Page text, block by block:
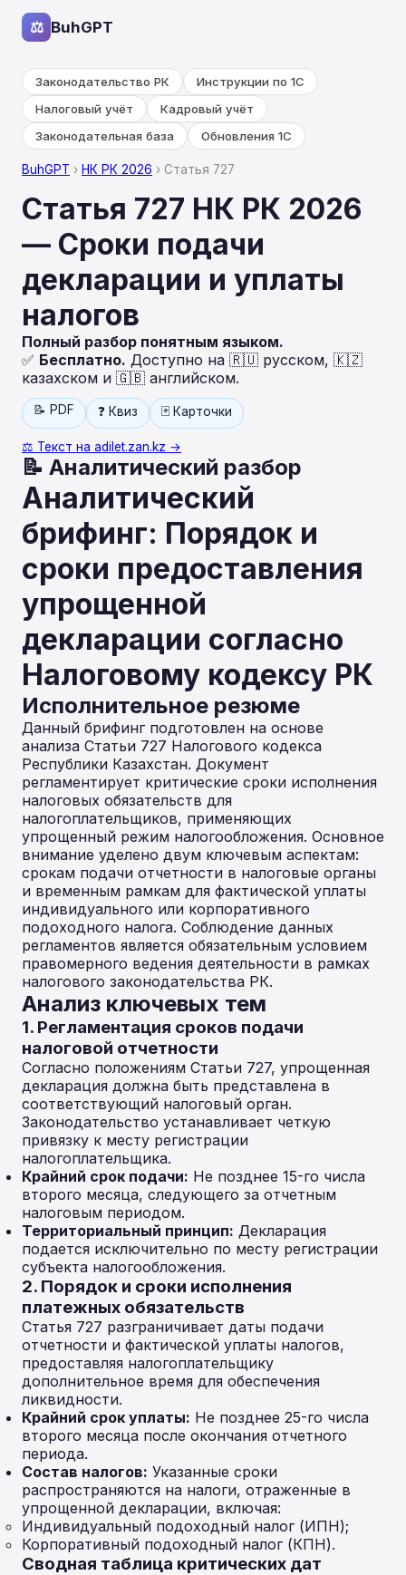
⚖ BuhGPT
Законодательство РК
Инструкции по 1С
Налоговый учёт
Кадровый учёт
Законодательная база
Обновления 1С
BuhGPT › НК РК 2026 › Статья 727
Статья 727 НК РК 2026
— Сроки подачи
декларации и уплаты
налогов
Полный разбор понятным языком.
✅ Бесплатно. Доступно на 🇷🇺 русском, 🇰🇿
казахском и 🇬🇧 английском.
📝 PDF ❓ Квиз 🃏 Карточки
⚖️ Текст на adilet.zan.kz →
📝 Аналитический разбор
Аналитический
брифинг: Порядок и
сроки предоставления
упрощенной
декларации согласно
Налоговому кодексу РК
Исполнительное резюме
Данный брифинг подготовлен на основе
анализа Статьи 727 Налогового кодекса
Республики Казахстан. Документ
регламентирует критические сроки исполнения
налоговых обязательств для
налогоплательщиков, применяющих
упрощенный режим налогообложения. Основное
внимание уделено двум ключевым аспектам:
срокам подачи отчетности в налоговые органы
и временным рамкам для фактической уплаты
индивидуального или корпоративного
подоходного налога. Соблюдение данных
регламентов является обязательным условием
правомерного ведения деятельности в рамках
налогового законодательства РК.
Анализ ключевых тем
1. Регламентация сроков подачи
налоговой отчетности
Согласно положениям Статьи 727, упрощенная
декларация должна быть представлена в
соответствующий налоговый орган.
Законодательство устанавливает четкую
привязку к месту регистрации
налогоплательщика.
Крайний срок подачи: Не позднее 15-го числа
второго месяца, следующего за отчетным
налоговым периодом.
Территориальный принцип: Декларация
подается исключительно по месту регистрации
субъекта налогообложения.
2. Порядок и сроки исполнения
платежных обязательств
Статья 727 разграничивает даты подачи
отчетности и фактической уплаты налогов,
предоставляя налогоплательщику
дополнительное время для обеспечения
ликвидности.
Крайний срок уплаты: Не позднее 25-го числа
второго месяца после окончания отчетного
периода.
Состав налогов: Указанные сроки
распространяются на налоги, отраженные в
упрощенной декларации, включая:
Индивидуальный подоходный налог (ИПН);
Корпоративный подоходный налог (КПН).
Сводная таблица критических дат